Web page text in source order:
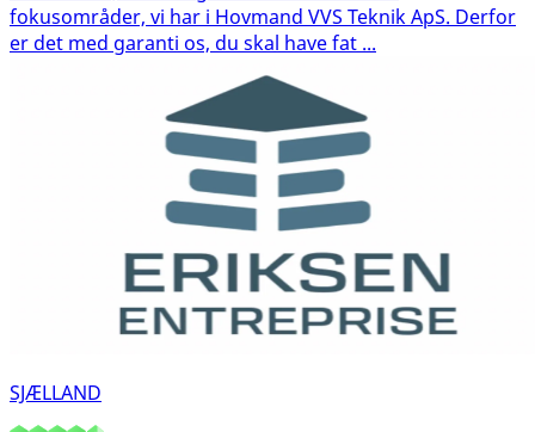
fokusområder, vi har i Hovmand VVS Teknik ApS. Derfor
er det med garanti os, du skal have fat ...
SJÆLLAND